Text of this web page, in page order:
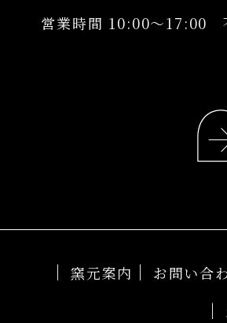
営業時間 10:00〜17:00
窯元案内 お問い合